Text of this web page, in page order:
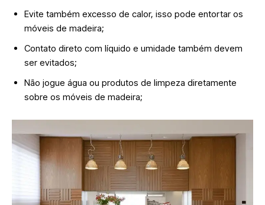
Evite também excesso de calor, isso pode entortar os
móveis de madeira;
Contato direto com líquido e umidade também devem
ser evitados;
Não jogue água ou produtos de limpeza diretamente
sobre os móveis de madeira;